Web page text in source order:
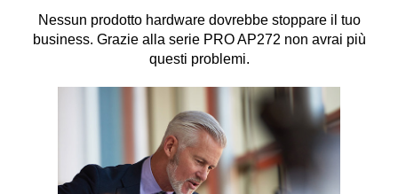
Nessun prodotto hardware dovrebbe stoppare il tuo
business. Grazie alla serie PRO AP272 non avrai più
questi problemi.